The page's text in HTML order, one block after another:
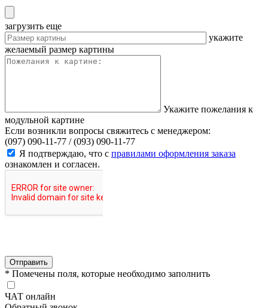
загрузить еще
укажите
желаемый размер картины
Укажите пожелания к
модульной картине
Если возникли вопросы свяжитесь с менеджером:
(097) 090-11-77 /(093) 090-11-77
Я подтверждаю, что с правилами оформления заказа
ознакомлен и согласен.
Отправить
* Помечены поля, которые необходимо заполнить
ЧАТ онлайн